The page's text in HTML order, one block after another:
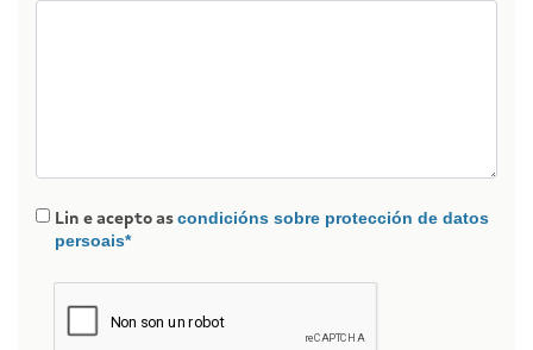
Lin e acepto ascondicións sobre protección de datos
persoais*